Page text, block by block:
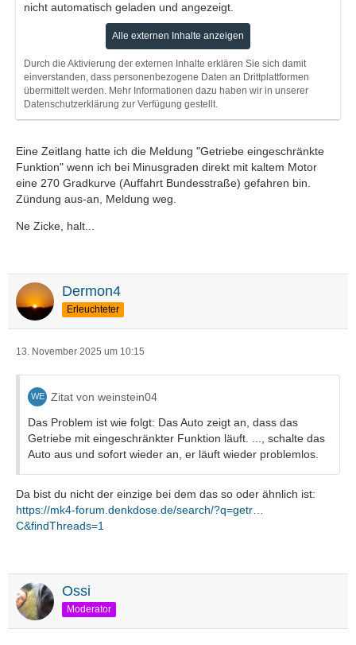
nicht automatisch geladen und angezeigt.
Alle externen Inhalte anzeigen
Durch die Aktivierung der externen Inhalte erklären Sie sich damit
einverstanden, dass personenbezogene Daten an Drittplattformen
übermittelt werden. Mehr Informationen dazu haben wir in unserer
Datenschutzerklärung zur Verfügung gestellt.
Eine Zeitlang hatte ich die Meldung "Getriebe eingeschränkte
Funktion" wenn ich bei Minusgraden direkt mit kaltem Motor
eine 270 Gradkurve (Auffahrt Bundesstraße) gefahren bin.
Zündung aus-an, Meldung weg.
Ne Zicke, halt...
Dermon4
Erleuchteter
13. November 2025 um 10:15
Zitat von weinstein04
Das Problem ist wie folgt: Das Auto zeigt an, dass das
Getriebe mit eingeschränkter Funktion läuft. ..., schalte das
Auto aus und sofort wieder an, er läuft wieder problemlos.
Da bist du nicht der einzige bei dem das so oder ähnlich ist:
https://mk4-forum.denkdose.de/search/?q=getr…
C&findThreads=1
Ossi
Moderator